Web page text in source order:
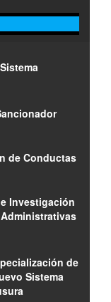
de Conductas
Investigación
de
Sistema